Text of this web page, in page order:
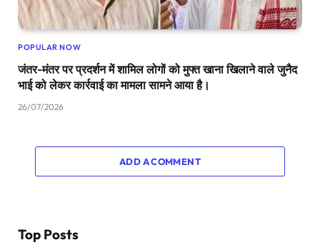
POPULAR NOW
जंतर-मंतर पर प्रदर्शन में शामिल लोगों को मुफ्त खाना खिलाने वाले जुनैद
भाई को लेकर कार्रवाई का मामला सामने आया है।
26/07/2026
ADD A COMMENT
Top Posts